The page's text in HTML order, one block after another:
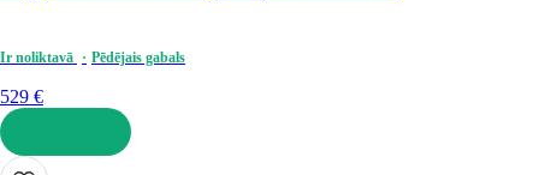
Ir noliktavā Pēdējais gabals
529 €
LIKT GROZĀ